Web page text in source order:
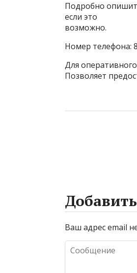
Подробно
если это
возможно.
Номер телефона:
Для
Позволяет
Ваш адрес email